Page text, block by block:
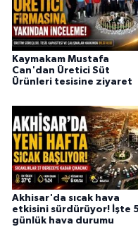
Kaymakam Mustafa
Can'dan Üretici Süt
Ürünleri tesisine ziyaret
Akhisar'da sıcak hava
etkisini sürdürüyor! İşte
günlük hava durumu